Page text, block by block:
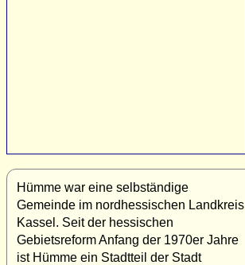
Hümme war eine selbständige
Gemeinde im nordhessischen Landkreis
Kassel. Seit der hessischen
Gebietsreform Anfang der 1970er Jahre
ist Hümme ein Stadtteil der Stadt